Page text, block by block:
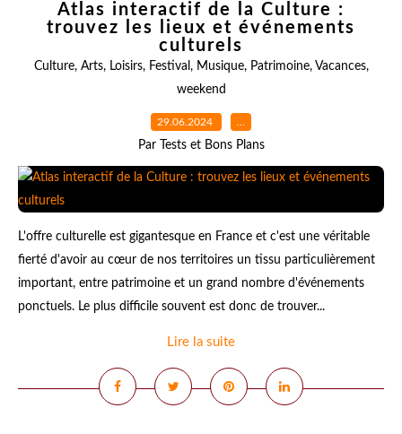
Atlas interactif de la Culture :
trouvez les lieux et événements
culturels
Culture, Arts, Loisirs, Festival , Musique, Patrimoine, Vacances,
weekend
29.06.2024 …
Par Tests et Bons Plans
L'offre culturelle est gigantesque en France et c'est une véritable
fierté d'avoir au cœur de nos territoires un tissu particulièrement
important, entre patrimoine et un grand nombre d'événements
ponctuels. Le plus difficile souvent est donc de trouver...
Lire la suite